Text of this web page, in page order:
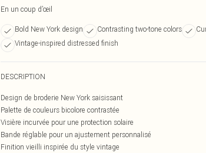
En un coup d’œil
Bold New York design Contrasting two-tone colors
Vintage-inspired distressed finish
DESCRIPTION
Design de broderie New York saisissant
Palette de couleurs bicolore contrastée
Visière incurvée pour une protection solaire
Bande réglable pour un ajustement personnalisé
Finition vieilli inspirée du style vintage